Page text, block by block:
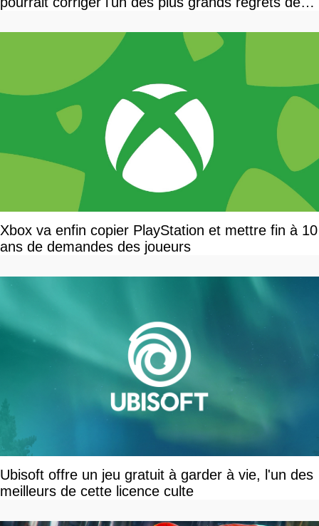
Xbox va enfin copier PlayStation et mettre fin à 10
ans de demandes des joueurs
Ubisoft offre un jeu gratuit à garder à vie, l'un des
meilleurs de cette licence culte